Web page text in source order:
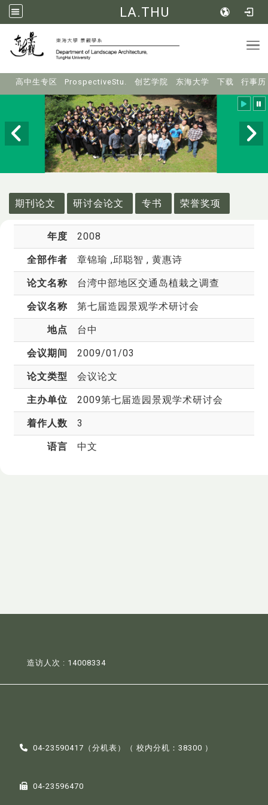
LA.THU
高中生专区 ProspectiveStu. 创艺学院 东海大学 下载 行事历
期刊论文
研讨会论文 专书 荣誉奖项
年度 2008
全部作者 章锦瑜 ,邱聪智 , 黄惠诗
论文名称 台湾中部地区交通岛植栽之调查
会议名称 第七届造园景观学术研讨会
地点 台中
会议期间 2009/01/03
论文类型 会议论文
主办单位 2009第七届造园景观学术研讨会
着作人数 3
语言 中文
造访人次 : 14008334
04-23590417（分机表 ）（ 校内分机：38300 ）
04-23596470